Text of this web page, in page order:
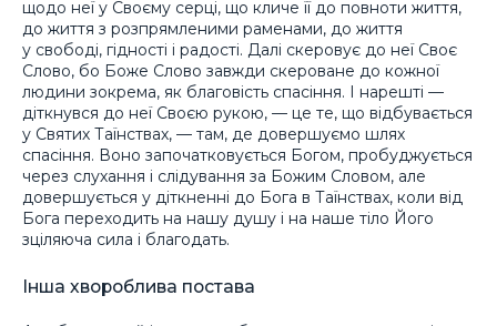
щодо неї у Своєму серці, що кличе її до повноти життя,
до життя з розпрямленими раменами, до життя
у свободі, гідності і радості. Далі скеровує до неї Своє
Слово, бо Боже Слово завжди скероване до кожної
людини зокрема, як благовість спасіння. І нарешті —
діткнувся до неї Своєю рукою, — це те, що відбувається
у Святих Таїнствах, — там, де довершуємо шлях
спасіння. Воно започатковується Богом, пробуджується
через слухання і слідування за Божим Словом, але
довершується у діткненні до Бога в Таїнствах, коли від
Бога переходить на нашу душу і на наше тіло Його
зціляюча сила і благодать.
Інша хвороблива постава